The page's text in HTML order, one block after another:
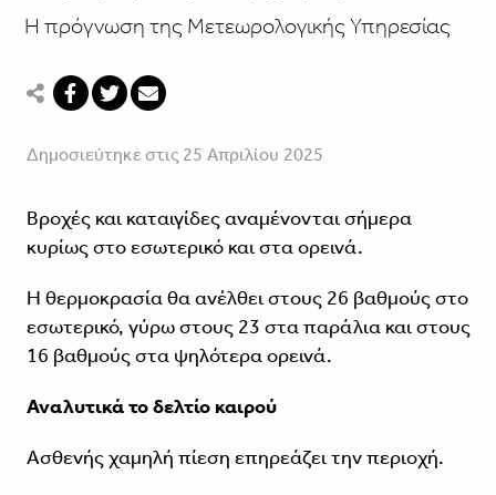
Η πρόγνωση της Μετεωρολογικής Υπηρεσίας
Δημοσιεύτηκε στις 25 Απριλίου 2025
Βροχές και καταιγίδες αναμένονται σήμερα
κυρίως στο εσωτερικό και στα ορεινά.
Η θερμοκρασία θα ανέλθει στους 26 βαθμούς στο
εσωτερικό, γύρω στους 23 στα παράλια και στους
16 βαθμούς στα ψηλότερα ορεινά.
Αναλυτικά το δελτίο καιρού
Ασθενής χαμηλή πίεση επηρεάζει την περιοχή.